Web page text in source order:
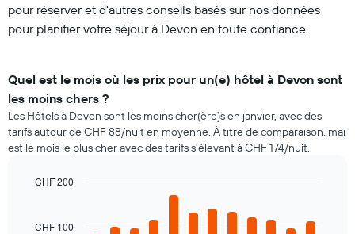
pour réserver et d'autres conseils basés sur nos données
pour planifier votre séjour à Devon en toute confiance.
Quel est le mois où les prix pour un(e) hôtel à Devon sont
les moins chers ?
Les Hôtels à Devon sont les moins cher(ère)s en janvier, avec des
tarifs autour de CHF 88/nuit en moyenne. À titre de comparaison, mai
est le mois le plus cher avec des tarifs s'élevant à CHF 174/nuit.
with
CHF 100
CHF 200